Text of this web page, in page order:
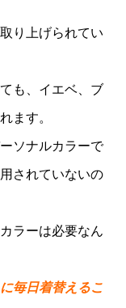
り上げられてい
も、イエベ、ブ
ます。
ソナルカラーで
されていないの
ラーは必要なん
毎日着替えるこ